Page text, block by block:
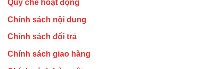
Quy chế hoạt động
Chính sách nội dung
Chính sách đổi trả
Chính sách giao hàng